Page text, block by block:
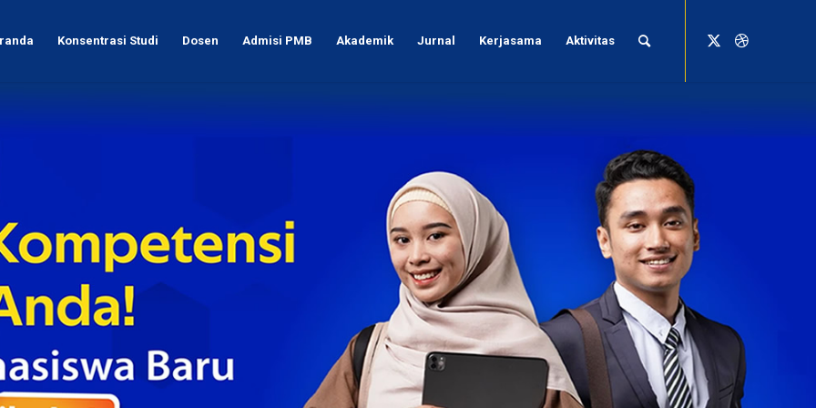
Konsentrasi Studi Dosen Admisi PMB Akademik Jurnal Kerjasama Aktivitas